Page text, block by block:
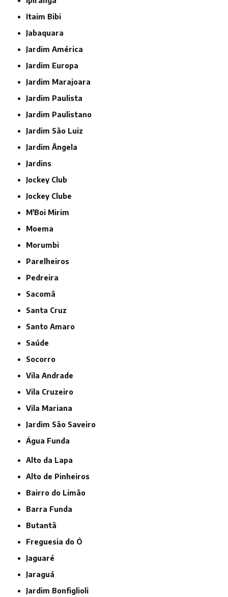
Itaim Bibi
Jabaquara
Jardim América
Jardim Europa
Jardim Marajoara
Jardim Paulista
Jardim Paulistano
Jardim São Luiz
Jardim Ângela
Jardins
Jockey Club
Jockey Clube
M'Boi Mirim
Moema
Morumbi
Parelheiros
Pedreira
Sacomã
Santa Cruz
Santo Amaro
Saúde
Socorro
Vila Andrade
Vila Cruzeiro
Vila Mariana
jardim São Saveiro
Água Funda
Alto da Lapa
Alto de Pinheiros
Bairro do Limão
Barra Funda
Butantã
Freguesia do Ó
Jaguaré
Jaraguá
Jardim Bonfiglioli